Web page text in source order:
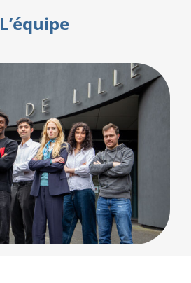
L’équipe